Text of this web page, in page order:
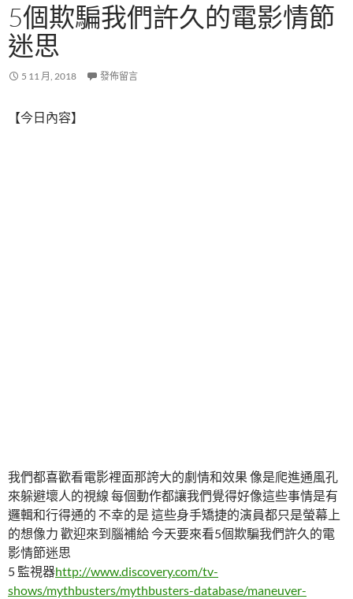
5個欺騙我們許久的電影情節
迷思
5 11 月, 2018 發佈留言
【今日內容】
我們都喜歡看電影裡面那誇大的劇情和效果 像是爬進通風孔
來躲避壞人的視線 每個動作都讓我們覺得好像這些事情是有
邏輯和行得通的 不幸的是 這些身手矯捷的演員都只是螢幕上
的想像力 歡迎來到腦補給 今天要來看5個欺騙我們許久的電
影情節迷思
5 監視器http://www.discovery.com/tv-
shows/mythbusters/mythbusters-database/maneuver-